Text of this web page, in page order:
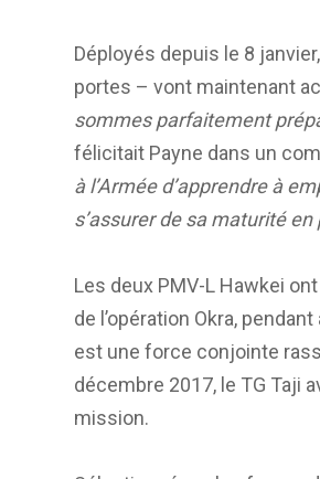
Déployés depuis le 8
portes – vont maintenant
sommes parfaitement
félicitait Payne dans un
à l’Armée d’apprendre à
s’assurer de sa maturité
Les deux PMV-L Hawkei
de l’opération Okra,
est une force conjointe
décembre 2017, le TG Taji
mission.